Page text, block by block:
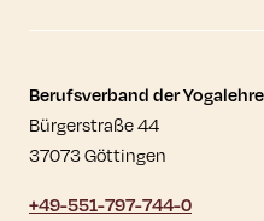
Kontaktdaten
Berufsverband der
Bürgerstraße 44
37073 Göttingen
+49-551-797-744-0